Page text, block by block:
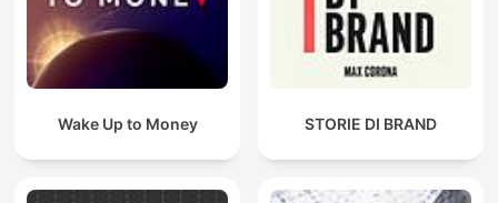
Wake Up to Money STORIE DI BRAND